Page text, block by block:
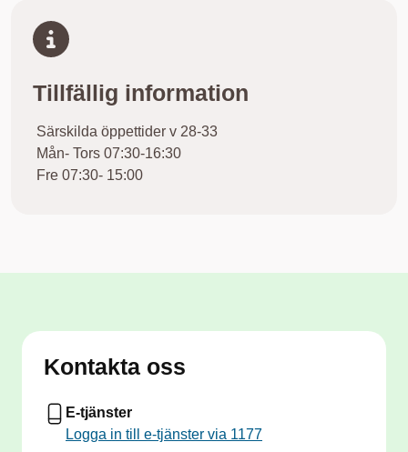
Tillfällig information
Särskilda öppettider v 28-33
Mån- Tors 07:30-16:30
Fre 07:30- 15:00
Kontakta oss
E-tjänster
Logga in till e-tjänster via 1177